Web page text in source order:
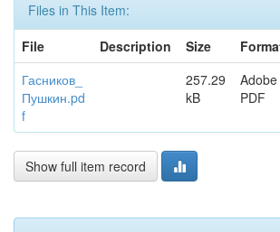
Files in This Item:
File
Description Size
Гасников_
Пушкин.pd
f
257.29
kB
Adobe
PDF
Show full item record